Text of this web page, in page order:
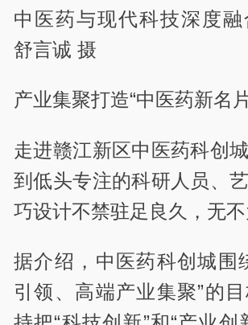
中医药与现代科技深度
舒言诚 摄
产业集聚打造“中医药新名
走进赣江新区中医药科创
到低头专注的科研人员、
巧设计不禁驻足良久，无不
据介绍，中医药科创城围
引领、高端产业集聚”的